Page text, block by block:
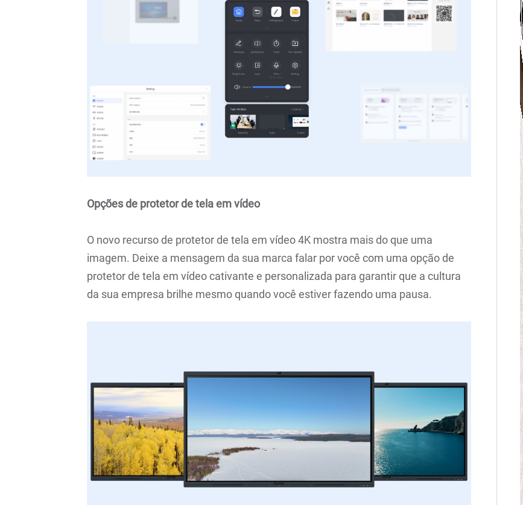
Opções de protetor de tela em vídeo
O novo recurso de protetor de tela em vídeo 4K mostra mais do que uma
imagem. Deixe a mensagem da sua marca falar por você com uma opção de
protetor de tela em vídeo cativante e personalizada para garantir que a cultura
da sua empresa brilhe mesmo quando você estiver fazendo uma pausa.